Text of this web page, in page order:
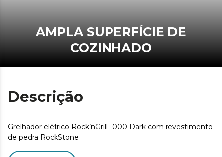
AMPLA SUPERFÍCIE DE
COZINHADO
Descrição
Grelhador elétrico Rock’nGrill 1000 Dark com revestimento
de pedra RockStone